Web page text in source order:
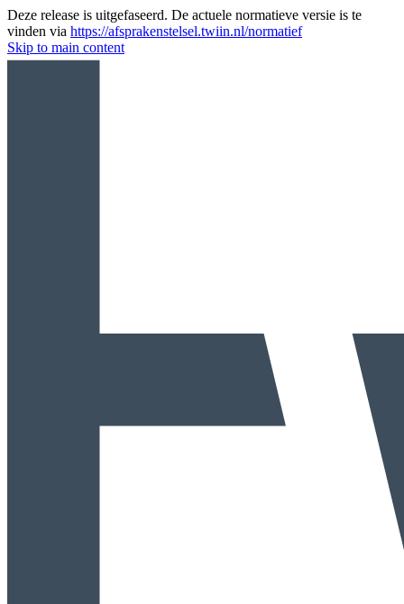
Deze release is uitgefaseerd. De actuele normatieve versie is te
vinden via https://afsprakenstelsel.twiin.nl/normatief
Skip to main content